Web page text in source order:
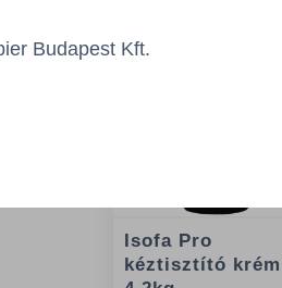
Isofa Pro
kéztisztító krém
Budapest Kft.